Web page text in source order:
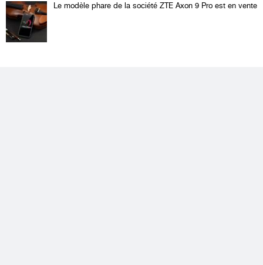
Le modèle phare de la société ZTE Axon 9 Pro est en vente